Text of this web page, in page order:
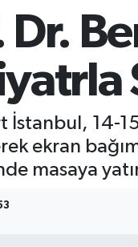
Dr.
İstanbul, 14-
ekran
masaya